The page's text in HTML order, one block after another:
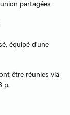
partagées
équipé d'une
être réunies via
p.